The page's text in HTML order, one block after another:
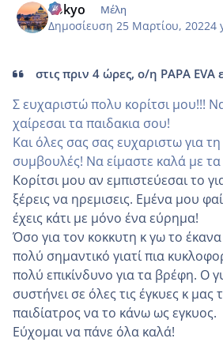
Tokyo Μέλη
Δημοσίευση 25 Μαρτίου, 20224
στις πριν 4 ώρες, ο/η PAPA EVA
Σ ευχαριστώ πολυ κορίτσι μου!!!
χαίρεσαι τα παιδακια σου!
Και όλες σας σας ευχαριστω για τη
συμβουλές! Να είμαστε καλά με τα
Κορίτσι μου αν εμπιστεύεσαι το
ξέρεις να ηρεμισεις. Εμένα μου
έχεις κάτι με μόνο ένα εύρημα!
Όσο για τον κοκκυτη κ γω το έκανα
πολύ σημαντικό γιατί πια
πολύ επικίνδυνο για τα βρέφη. Ο
συστήνει σε όλες τις έγκυες κ μας
παιδίατρος να το κάνω ως εγκυος.
Εύχομαι να πάνε όλα καλά!